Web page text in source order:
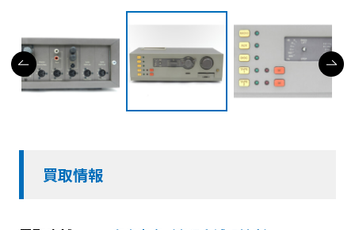
買取情報